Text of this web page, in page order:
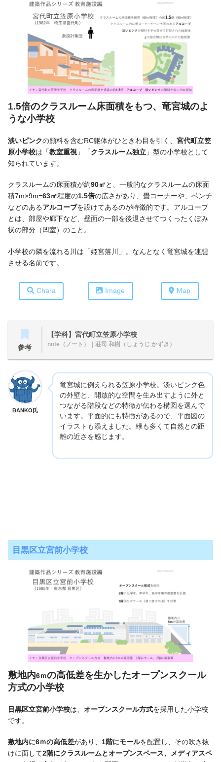
1.5倍のクラスルーム床面積をもつ、 竜宮城のよ
うな小学校
淡いピンクの顔料を含むRC躯体がひときわ目を引く、 宮代町立笠
原小学校は「教室重視」「クラスルーム独立 」型の小学校として
知られています。
クラスルームの床面積が約90㎡と、一般的なクラスルームの床面
積7m×9m=63㎡程度の1.5倍の広さがあり、畳コーナーや、ベンチ
などのあるアルコーブを設けてあるのが特徴的です。アルコーブ
とは、部屋や廊下など、壁面の一部を後退させてつくったくぼみ
状の部分（凹室）のこと。
小学校の隣を流れる川は「姫宮落川」。なんとなく竜宮城を連想
させる名前です。
Chara Image Map
参考
【学科】宮代町立笠原小学校
note（ノート） ｜荘司 和樹（しょうじ かずき）
BANKO氏
竜宮城に例えられる笠原小学校。淡いピンク色
の外壁と、開放的な空間を生み出すように外と
つながる階段などの特徴が伝わる構図を選んで
います。平面的にも特徴があるので、平面図の
イラストも添えました。緑も多くて自然との距
離の近さを感じます。
目黒区立宮前小学校
敷地内6ｍの高低差を生かしたオープンスクール
方式の小学校
目黒区立宮前小学校は、 オープンスクール方式を採用した小学校
です。
敷地内に6ｍの高低差があり、 1階にモールを配置し、その吹き抜
けに面して2階にクラスルームとオープンスペース、メディアスペ